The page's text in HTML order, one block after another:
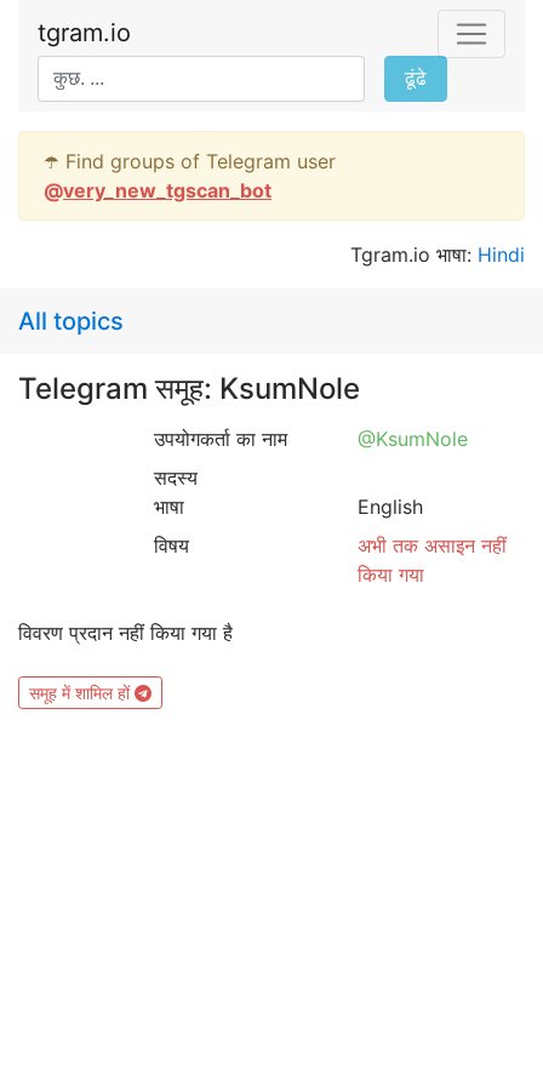
tgram.io
ढूंढे
☂️ Find groups of Telegram user
@very_new_tgscan_bot
Tgram.io भाषा: Hindi
All topics
Telegram समूह: KsumNole
उपयोगकर्ता का नाम
@KsumNole
सदस्य
भाषा
English
विषय
अभी तक असाइन नहीं
किया गया
विवरण प्रदान नहीं किया गया है
समूह में शामिल हों